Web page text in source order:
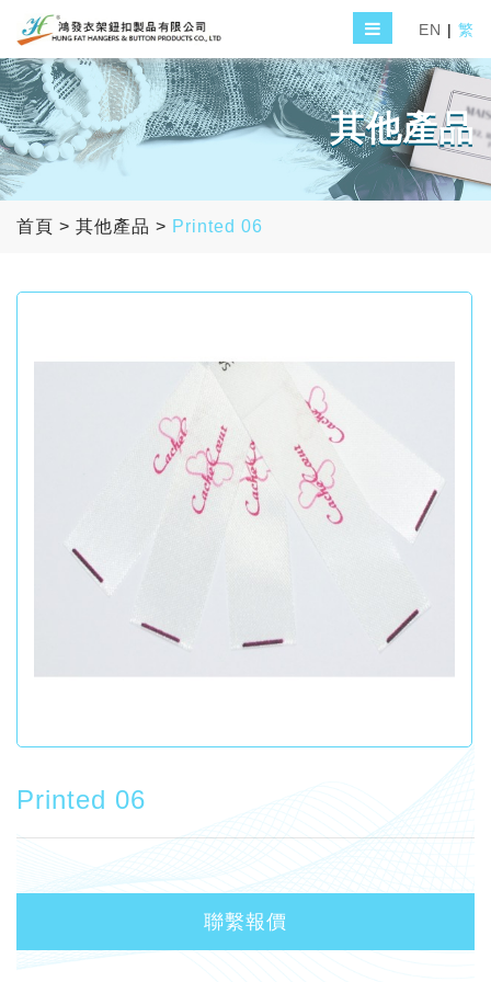
EN | 繁
其他產品
首頁 > 其他產品 > Printed 06
Printed 06
聯繫報價